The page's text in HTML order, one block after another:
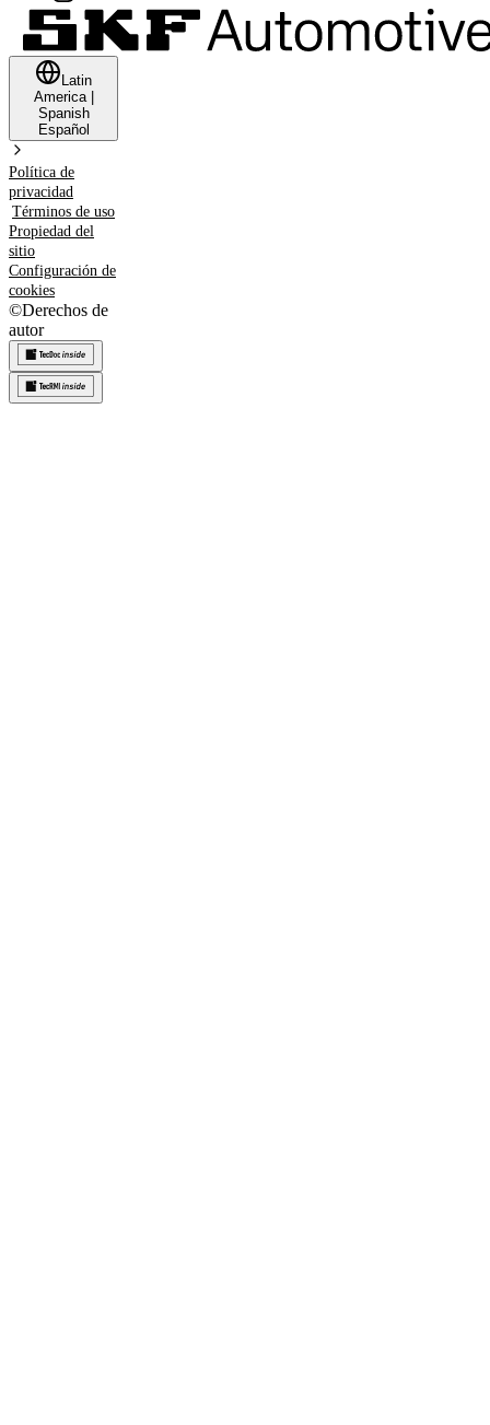
Latin
America|
Spanish
Español
Política de
privacidad
Términos de uso
Propiedad del
sitio
Configuración de
cookies
©Derechos de
autor